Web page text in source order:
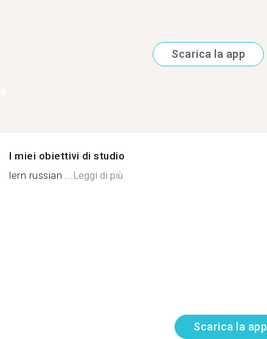
Scarica la app
I miei obiettivi di studio
lern russian ... Leggi di più
Scarica la app